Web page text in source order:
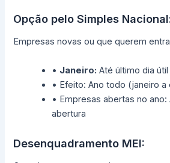
Opção pelo Simples
Empresas novas ou que querem
• Janeiro: Até último dia útil
• Efeito: Ano todo (janeiro a
• Empresas abertas no
abertura
Desenquadramento MEI: